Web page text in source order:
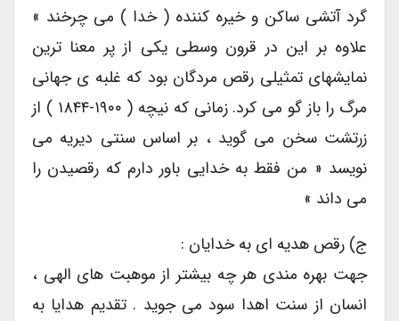
گرد آتشی ساکن و خیره کننده ( خدا ) می چرخند »
علاوه بر این در قرون وسطی یکی از پر معنا ترین
نمایشهای تمثیلی رقص مردگان بود که غلبه ی جهانی
مرگ را باز گو می کرد. زمانی که نیچه ( ۱۹۰۰-۱۸۴۴ ) از
زرتشت سخن می گوید ، بر اساس سنتی دیریه می
نویسد « من فقط به خدایی باور دارم که رقصیدن را
می داند »
ج) رقص هدیه ای به خدایان :
جهت بهره مندی هر چه بیشتر از موهبت های الهی ،
انسان از سنت اهدا سود می جوید . تقدیم هدایا به